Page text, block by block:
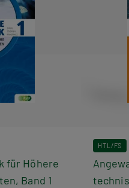
für Höhere
Band 1
HTL/FS